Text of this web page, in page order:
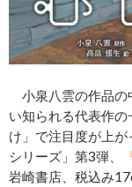
小泉八雲の作品の
い知られる代表作
け」で注目度が上
シリーズ」第3弾、
岩崎書店、税込み